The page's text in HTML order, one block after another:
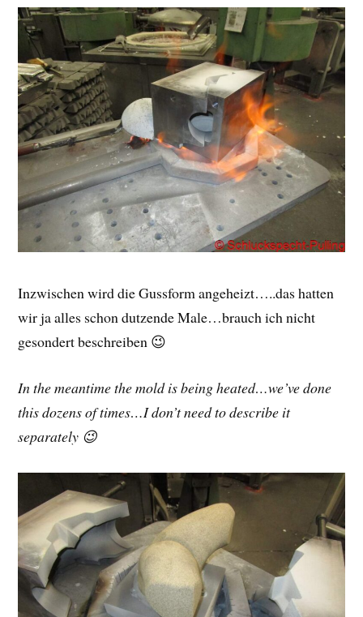
Inzwischen wird die Gussform angeheizt…..das hatten
wir ja alles schon dutzende Male…brauch ich nicht
gesondert beschreiben 😉
In the meantime the mold is being heated…we’ve done
this dozens of times…I don’t need to describe it
separately 😉